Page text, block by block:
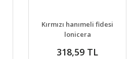
DETAYLAR
VER
Kırmızı hanımeli fidesi
lonicera
318,59 TL